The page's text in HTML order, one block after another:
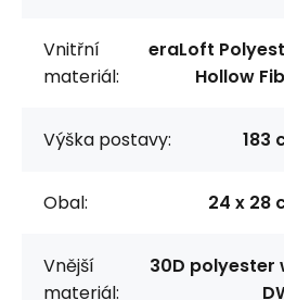
Vnitřní
materiál:
eraLoft
Hollow
Výška postavy: 183
Obal: 24 x 28
Vnější
materiál:
30D polyester